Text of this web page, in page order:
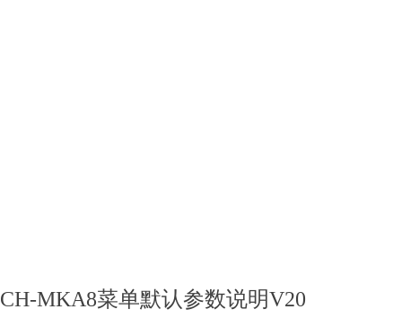
CH-MKA8菜单默认参数说明V20